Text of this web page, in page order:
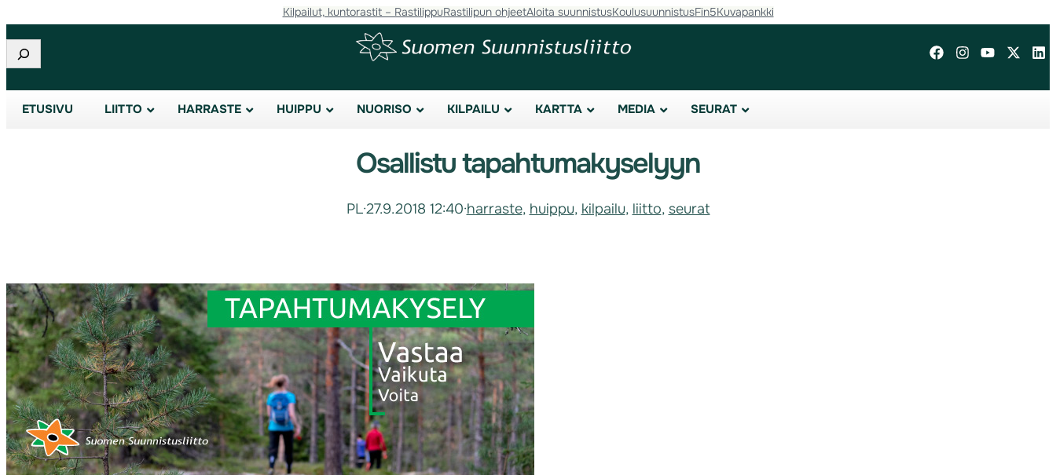
Kilpailut, kuntorastit – RastilippuRastilipun ohjeetAloita suunnistusKoulusuunnistusFin5Kuvapankki
Etsi
ETUSIVU LIITTO HARRASTE HUIPPU NUORISO KILPAILU KARTTA MEDIA SEURAT
Osallistu tapahtumakyselyyn
PL·27.9.2018 12:40·harraste, huippu, kilpailu, liitto, seurat